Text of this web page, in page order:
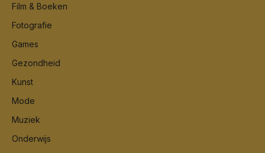
Film & Boeken
Fotografie
Games
Gezondheid
Kunst
Mode
Muziek
Onderwijs